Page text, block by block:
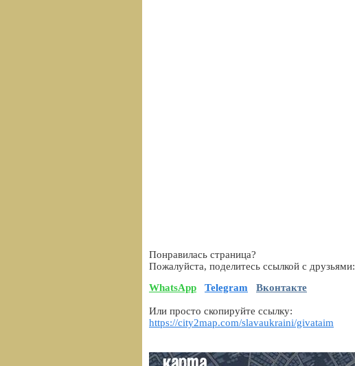
Понравилась страница?
Пожалуйста, поделитесь ссылкой с друзьями:
WhatsApp
Telegram Вконтакте
Или просто скопируйте ссылку:
https://city2map.com/slavaukraini/givataim